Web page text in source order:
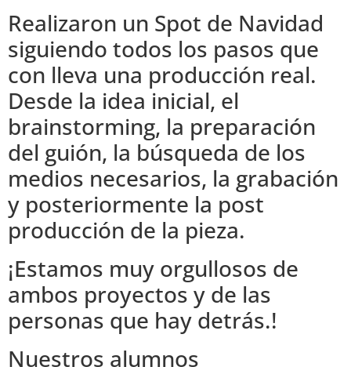
Realizaron un Spot de Navidad
siguiendo todos los pasos que
con lleva una producción real.
Desde la idea inicial, el
brainstorming, la preparación
del guión, la búsqueda de los
medios necesarios, la grabación
y posteriormente la post
producción de la pieza.
¡Estamos muy orgullosos de
ambos proyectos y de las
personas que hay detrás.!
Nuestros alumnos